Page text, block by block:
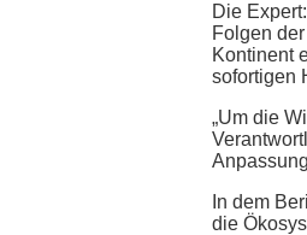
Die
Folgen
Kontinent
sofortigen
„Um die
In dem
die